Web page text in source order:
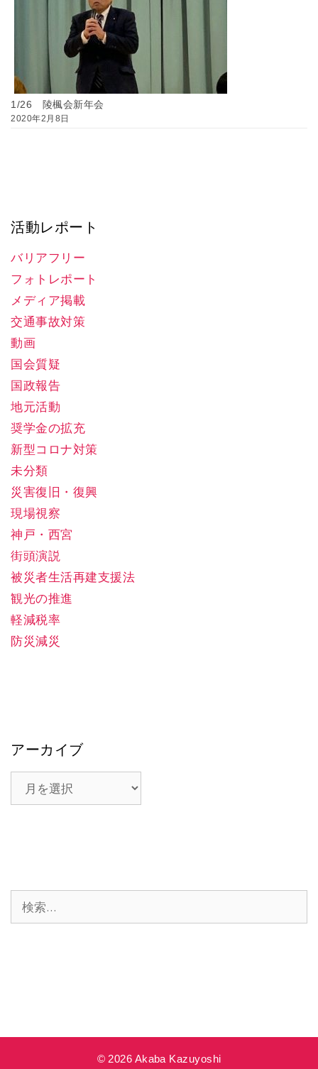
1/26 陵楓会新年会
2020年2月8日
活動レポート
バリアフリー
フォトレポート
メディア掲載
交通事故対策
動画
国会質疑
国政報告
地元活動
奨学金の拡充
新型コロナ対策
未分類
災害復旧・復興
現場視察
神戸・西宮
街頭演説
被災者生活再建支援法
観光の推進
軽減税率
防災減災
アーカイブ
索:
© 2026 Akaba Kazuyoshi